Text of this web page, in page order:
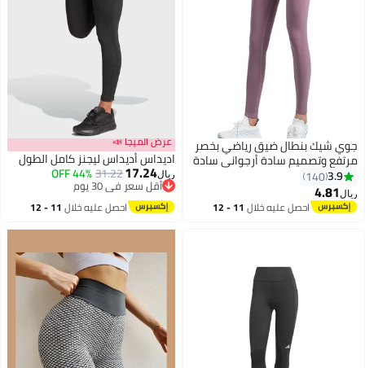
6
جوي شيك بنطال ضيق رياضي بخصر
مرتفع وتصميم سادة أرجواني سادة
3.9
140
ريال 4.81
احصل عليه خلال 11 - 12
عرض الميجا 📣
اديداس أديداس ليجنز كامل الطول
ريال17.24
31.22
44% OFF
أقل سعر في 30 يوم
أقل سعر في 30 يوماحصل عليه خلال 11 - 12